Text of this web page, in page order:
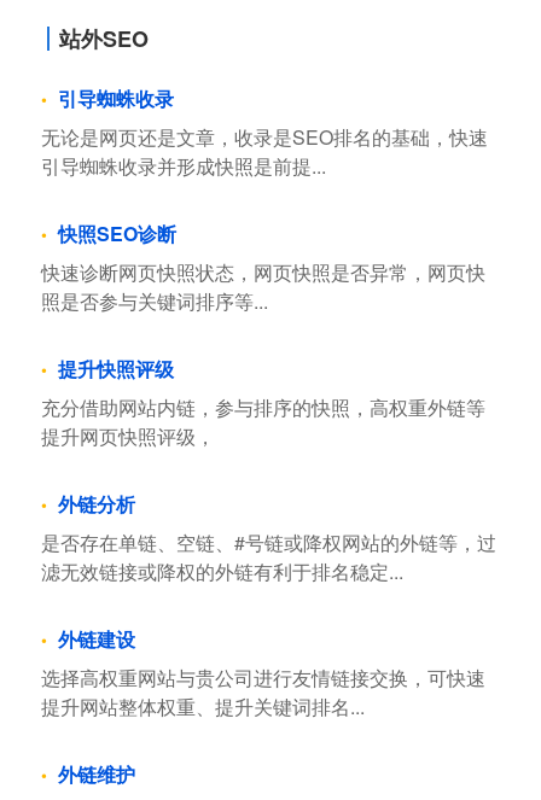
站外SEO
引导蜘蛛收录
无论是网页还是文章，收录是SEO排名的基础，快速
引导蜘蛛收录并形成快照是前提...
快照SEO诊断
快速诊断网页快照状态，网页快照是否异常，网页快
照是否参与关键词排序等...
提升快照评级
充分借助网站内链，参与排序的快照，高权重外链等
提升网页快照评级，
外链分析
是否存在单链、空链、#号链或降权网站的外链等，过
滤无效链接或降权的外链有利于排名稳定...
外链建设
选择高权重网站与贵公司进行友情链接交换，可快速
提升网站整体权重、提升关键词排名...
外链维护